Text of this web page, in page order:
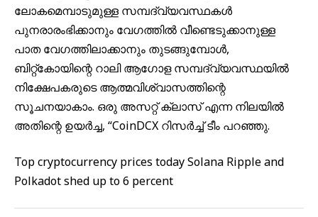
ലോകമെമ്പാടുമുള്ള സമ്പദ്‌വ്യവസ്ഥകൾ
പുനരാരംഭിക്കാനും വേഗത്തിൽ വീണ്ടെടുക്കാനുള്ള
പാത വേഗത്തിലാക്കാനും തുടങ്ങുമ്പോൾ,
ബിറ്റ്കോയിന്റെ റാലി ആഗോള സമ്പദ്‌വ്യവസ്ഥയിൽ
നിക്ഷേപകരുടെ ആത്മവിശ്വാസത്തിന്റെ
സൂചനയാകാം. ഒരു അസറ്റ് ക്ലാസ് എന്ന നിലയിൽ
അതിന്റെ ഉയർച്ച, “CoinDCX റിസർച്ച് ടീം പറഞ്ഞു.
Top cryptocurrency prices today Solana Ripple and
Polkadot shed up to 6 percent